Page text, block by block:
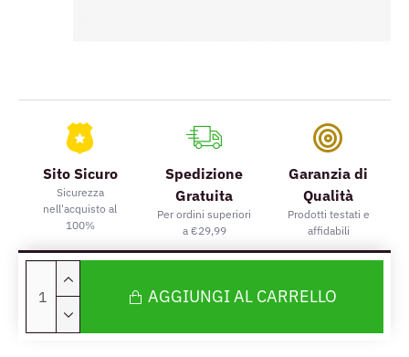
Sito Sicuro
Sicurezza
nell'acquisto al
100%
Spedizione
Gratuita
Per ordini superiori
a €29,99
Garanzia di
Qualità
Prodotti testati e
affidabili
AGGIUNGI AL CARRELLO